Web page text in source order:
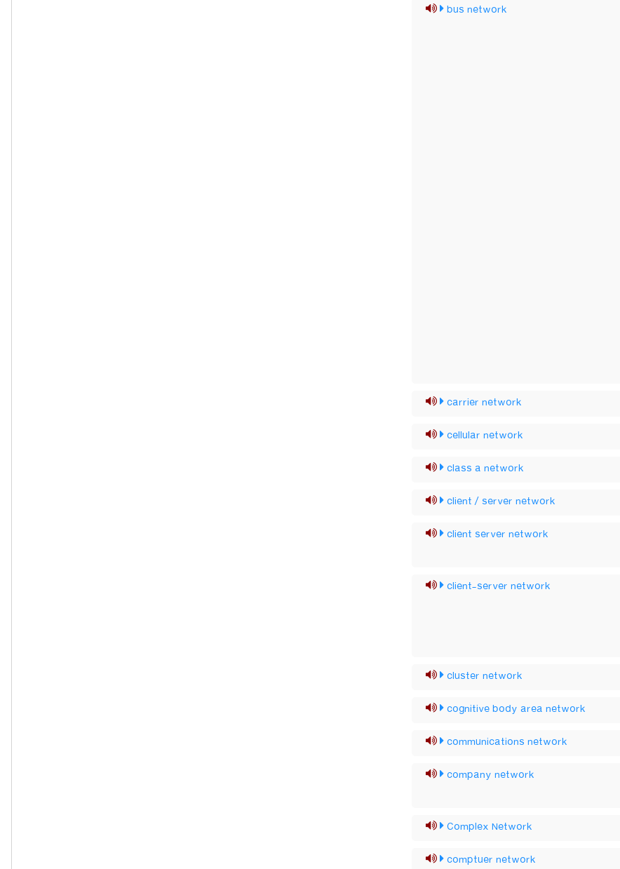
bus network
carrier network
cellular network
class a network
client / server network
client server network
client-server network
cluster network
cognitive body area network
communications network
company network
Complex Network
comptuer network